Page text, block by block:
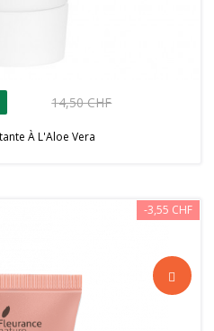
14,50 CHF
À L'Aloe Vera
-3,55 CHF